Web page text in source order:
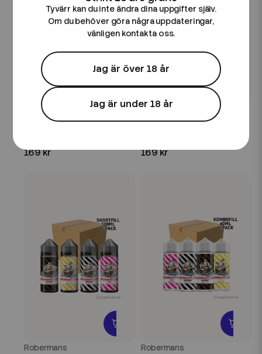
Robermans
Robermans | Original |
169 kr
Robermans
Robermans | Pink | 60ml
169 kr
Robermans Robermans
Tyvärr kan du inte ändra dina uppgifter själv.
Om du behöver göra några uppdateringar,
vänligen kontakta oss.
Jag är över 18 år
Jag är under 18 år